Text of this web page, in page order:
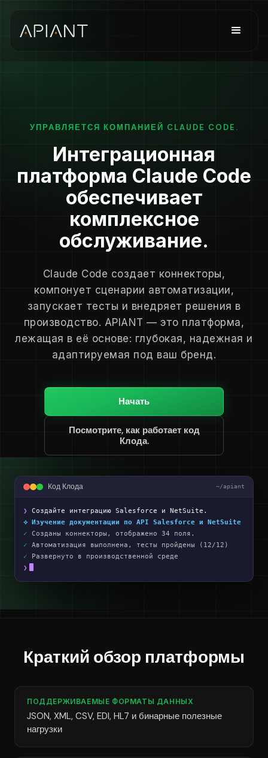
УПРАВЛЯЕТСЯ КОМПАНИЕЙ CLAUDE CODE.
Интеграционная
платформа Claude Code
обеспечивает
комплексное
обслуживание.
Claude Code создает коннекторы,
компонует сценарии автоматизации,
запускает тесты и внедряет решения в
производство. APIANT — это платформа,
лежащая в её основе: глубокая, надежная и
адаптируемая под ваш бренд.
Начать
Посмотрите, как работает код
Клода.
Код Клода ~/apiant
❯
Создайте интеграцию Salesforce и NetSuite.
⟡ Изучение документации по API Salesforce и NetSuite
✓ Созданы коннекторы, отображено 34 поля.
✓ Автоматизация выполнена, тесты пройдены (12/12)
✓ Развернуто в производственной среде
❯
Краткий обзор платформы
ПОДДЕРЖИВАЕМЫЕ ФОРМАТЫ ДАННЫХ
JSON, XML, CSV, EDI, HL7 и бинарные полезные
нагрузки